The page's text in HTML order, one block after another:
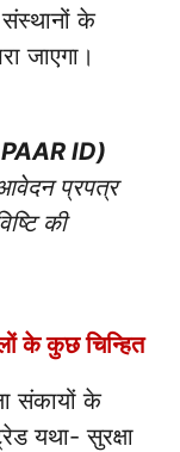
के
जाएगा।
ID)
प्रपत्र
की
के कुछ चिन्हित
संकायों के
यथा- सुरक्षा